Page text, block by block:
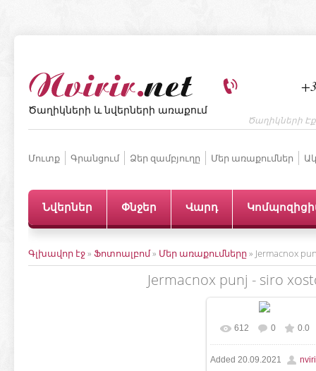
Ծաղիկների և նվերների առաքում
Ծաղիկների
Մուտք Գրանցում Ձեր զամբյուղը Մեր առաքումներ
Նվերներ Փնջեր Վարդ
Գլխավոր էջ» Ֆոտոալբոմ» Մեր առաքումները» Jermacnox
Jermacnox punj - siro
In real size 652x906
92.7Kb
612 0 0.0
Added 20.09.2021